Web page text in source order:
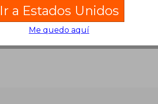
Ir a Estados Unidos
Me quedo aquí